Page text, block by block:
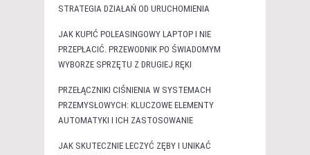
STRATEGIA DZIAŁAŃ OD URUCHOMIENIA
JAK KUPIĆ POLEASINGOWY LAPTOP I NIE
PRZEPŁACIĆ. PRZEWODNIK PO ŚWIADOMYM
WYBORZE SPRZĘTU Z DRUGIEJ RĘKI
PRZEŁĄCZNIKI CIŚNIENIA W SYSTEMACH
PRZEMYSŁOWYCH: KLUCZOWE ELEMENTY
AUTOMATYKI I ICH ZASTOSOWANIE
JAK SKUTECZNIE LECZYĆ ZĘBY I UNIKAĆ